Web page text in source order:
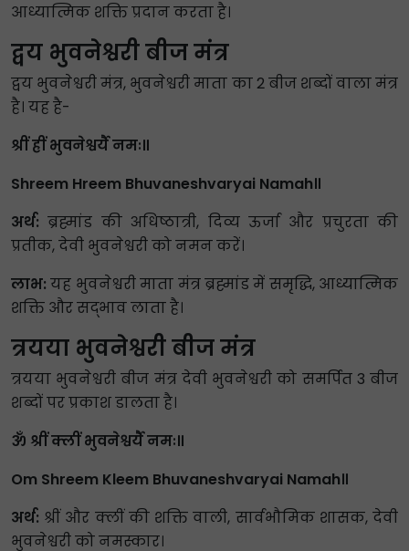
आध्यात्मिक शक्ति प्रदान करता है।
द्वय भुवनेश्वरी बीज मंत्र
द्वय भुवनेश्वरी मंत्र, भुवनेश्वरी माता का 2 बीज शब्दों वाला मंत्र
है। यह है-
श्रीं ह्रीं भुवनेश्वर्यै नमः॥
Shreem Hreem Bhuvaneshvaryai Namah॥
अर्थ: ब्रह्मांड की अधिष्ठात्री, दिव्य ऊर्जा और प्रचुरता की
प्रतीक, देवी भुवनेश्वरी को नमन करें।
लाभ: यह भुवनेश्वरी माता मंत्र ब्रह्मांड में समृद्धि, आध्यात्मिक
शक्ति और सद्भाव लाता है।
त्रयया भुवनेश्वरी बीज मंत्र
त्रयया भुवनेश्वरी बीज मंत्र देवी भुवनेश्वरी को समर्पित 3 बीज
शब्दों पर प्रकाश डालता है।
ॐ श्रीं क्लीं भुवनेश्वर्यै नमः॥
Om Shreem Kleem Bhuvaneshvaryai Namah॥
अर्थ: श्रीं और क्लीं की शक्ति वाली, सार्वभौमिक शासक, देवी
भुवनेश्वरी को नमस्कार।